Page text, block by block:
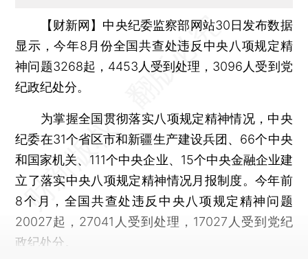
【财新网】 中央纪委监察部网站30日发布数据
显示，今年8月份全国共查处违反中央八项规定精
神问题3268起，4453人受到处理，3096人受到党
纪政纪处分。
为掌握全国贯彻落实八项规定精神情况，中央
纪委在31个省区市和新疆生产建设兵团、66个中央
和国家机关、111个中央企业、15个中央金融企业建
立了落实中央八项规定精神情况月报制度。今年前
8个月，全国共查处违反中央八项规定精神问题
20027起，27041人受到处理，17027人受到党纪
政纪处分。